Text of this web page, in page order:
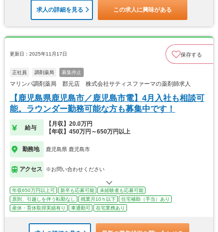
求人の詳細を見る この求人に興味がある
更新日：2025年11月17日 保存する
正社員 調剤薬局 募集停止
マリンバ調剤薬局 郡元店 株式会社サティスファーマの薬剤師求人
【鹿児島県鹿児島市／鹿児島市電】4月入社も相談可
能。ラウンダー勤務可能な方も募集中です！
給与
【月収】20.0万円
【年収】450万円～650万円以上
勤務地 鹿児島県 鹿児島市
アクセス ※お問い合わせください
年収650万円以上可 新卒も応募可能
未経験者も応募可能
原則、引越しを伴う転勤なし
残業月10ｈ以下
住宅補助（手当）あり
産休・育休取得実績有り
車通勤可 在宅業務あり